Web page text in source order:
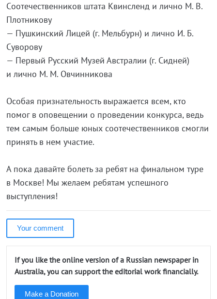
Cоотечественников штата Квинсленд и лично М. В.
Плотникову
— Пушкинский Лицей (г. Мельбурн) и лично И. Б.
Суворову
— Первый Русский Музей Австралии (г. Сидней)
и лично М. М. Овчинникова
Особая признательность выражается всем, кто
помог в оповещении о проведении конкурса, ведь
тем самым больше юных соотечественников смогли
принять в нем участие.
А пока давайте болеть за ребят на финальном туре
в Москве! Мы желаем ребятам успешного
выступления!
Your comment
If you like the online version of a Russian newspaper in
Australia, you can support the editorial work financially.
Make a Donation